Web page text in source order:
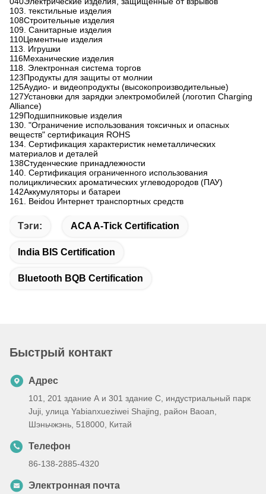
103. текстильные изделия
108Строительные изделия
109. Санитарные изделия
110Цементные изделия
113. Игрушки
116Механические изделия
118. Электронная система торгов
123Продукты для защиты от молнии
125Аудио- и видеопродукты (высокопроизводительные)
127Установки для зарядки электромобилей (логотип Charging
Alliance)
129Подшипниковые изделия
130. "Ограничение использования токсичных и опасных
веществ" сертификация ROHS
134. Сертификация характеристик неметаллических
материалов и деталей
138Студенческие принадлежности
140. Сертификация ограниченного использования
полициклических ароматических углеводородов (ПАУ)
142Аккумуляторы и батареи
161. Beidou Интернет транспортных средств
Тэги: ACA A-Tick Certification
India BIS Certification
Bluetooth BQB Certification
Быстрый контакт
Адрес
101, 201 здание А и 301 здание С, индустриальный парк
Juji, улица Yabianxueziwei Shajing, район Baoan,
Шэньчжэнь, 518000, Китай
Телефон
86-138-2885-4320
Электронная почта